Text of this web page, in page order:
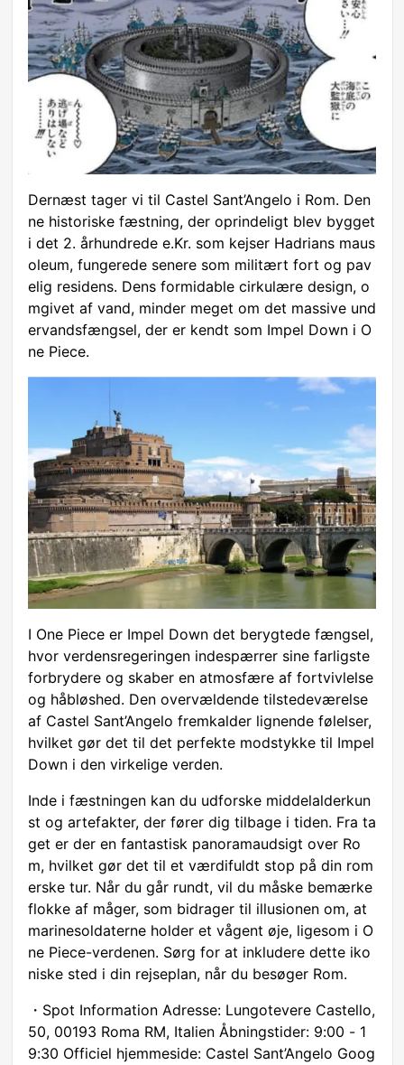
Dernæst tager vi til Castel Sant’Angelo i Rom. Den
ne historiske fæstning, der oprindeligt blev bygget
i det 2. århundrede e.Kr. som kejser Hadrians maus
oleum, fungerede senere som militært fort og pav
elig residens. Dens formidable cirkulære design, o
mgivet af vand, minder meget om det massive und
ervandsfængsel, der er kendt som Impel Down i O
ne Piece.
I One Piece er Impel Down det berygtede fængsel,
hvor verdensregeringen indespærrer sine farligste
forbrydere og skaber en atmosfære af fortvivlelse
og håbløshed. Den overvældende tilstedeværelse
af Castel Sant’Angelo fremkalder lignende følelser,
hvilket gør det til det perfekte modstykke til Impel
Down i den virkelige verden.
Inde i fæstningen kan du udforske middelalderkun
st og artefakter, der fører dig tilbage i tiden. Fra ta
get er der en fantastisk panoramaudsigt over Ro
m, hvilket gør det til et værdifuldt stop på din rom
erske tur. Når du går rundt, vil du måske bemærke
flokke af måger, som bidrager til illusionen om, at
marinesoldaterne holder et vågent øje, ligesom i O
ne Piece-verdenen. Sørg for at inkludere dette iko
niske sted i din rejseplan, når du besøger Rom.
・Spot Information Adresse: Lungotevere Castello,
50, 00193 Roma RM, Italien Åbningstider: 9:00 - 1
9:30 Officiel hjemmeside: Castel Sant’Angelo Goog